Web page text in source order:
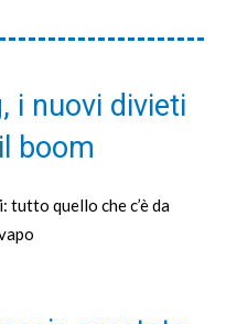
i nuovi divieti
boom
tutto quello che c’è da